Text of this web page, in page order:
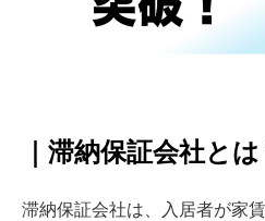
｜滞納保証会社とは
滞納保証会社は、入居者が家